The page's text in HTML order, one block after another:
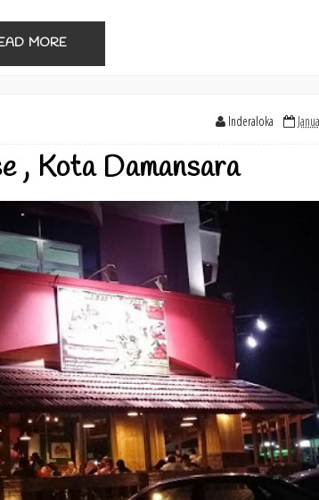
MORE
Inderaloka
, Kota Damansara